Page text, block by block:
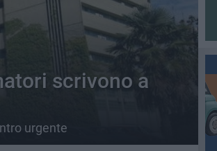
scrivono a
urgente